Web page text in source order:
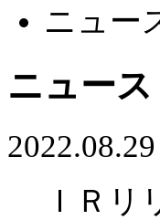
ニュー
ニュース
2022.08.29
ＩＲ